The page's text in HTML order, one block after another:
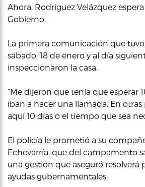
Ahora, Rodríguez Velázquez
Gobierno.
La primera comunicación que tuvo
sábado, 18 de enero y al día
inspeccionaron la casa.
“Me dijeron que tenía que esperar
iban a hacer una llamada. En otras
aquí 10 días o el tiempo que sea
El policía le prometió a su
Echevarría, que del campamento
una gestión que aseguró resolverá
ayudas gubernamentales.